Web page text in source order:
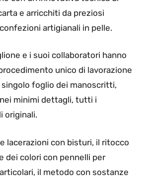
e arricchiti da preziosi
artigianali in pelle.
e i suoi collaboratori hanno
unico di lavorazione
singolo foglio dei manoscritti,
minimi dettagli, tutti i
originali.
lacerazioni con bisturi, il ritocco
dei colori con pennelli per
il metodo con sostanze